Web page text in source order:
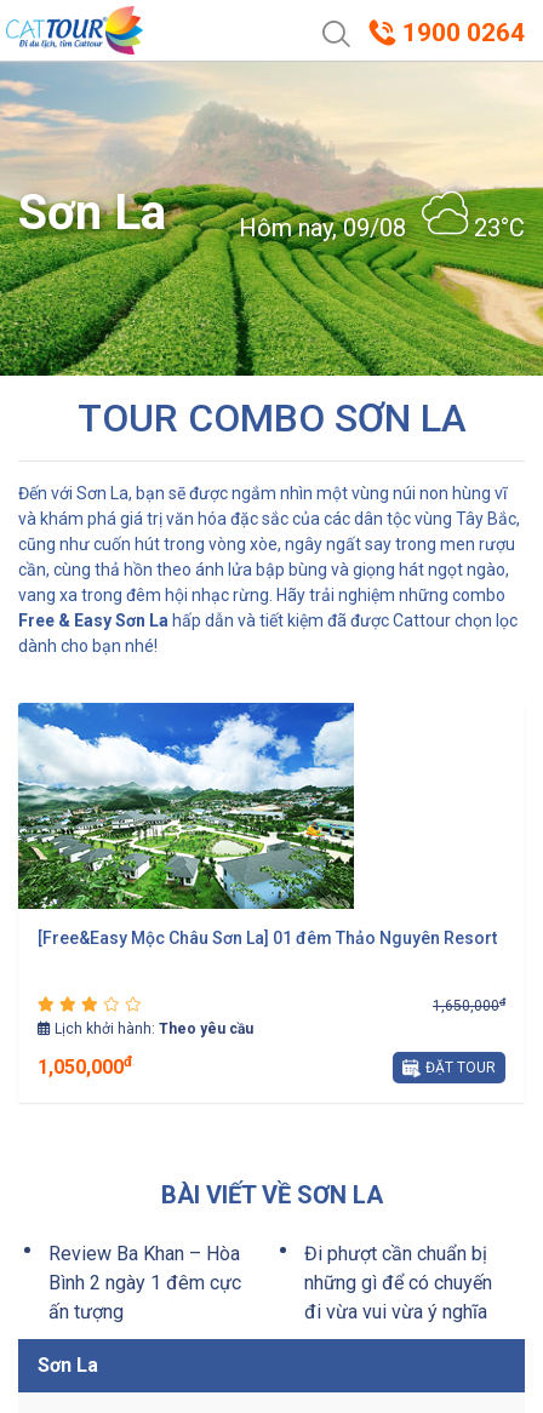
1900 0264
Sơn La Hôm nay, 09/08 23°C
Sơn La
TOUR COMBO SƠN LA
Đến với Sơn La, bạn sẽ được ngắm nhìn một vùng núi non hùng vĩ
và khám phá giá trị văn hóa đặc sắc của các dân tộc vùng Tây Bắc,
cũng như cuốn hút trong vòng xòe, ngây ngất say trong men rượu
cần, cùng thả hồn theo ánh lửa bập bùng và giọng hát ngọt ngào,
vang xa trong đêm hội nhạc rừng. Hãy trải nghiệm những combo
Free & Easy Sơn La hấp dẫn và tiết kiệm đã được Cattour chọn lọc
dành cho bạn nhé!
[Free&Easy Mộc Châu Sơn La] 01 đêm Thảo Nguyên Resort
1,650,000đ
Lịch khởi hành: Theo yêu cầu
1,050,000đ ĐẶT TOUR
BÀI VIẾT VỀ SƠN LA
Review Ba Khan – Hòa
Bình 2 ngày 1 đêm cực
ấn tượng
Đi phượt cần chuẩn bị
những gì để có chuyến
đi vừa vui vừa ý nghĩa